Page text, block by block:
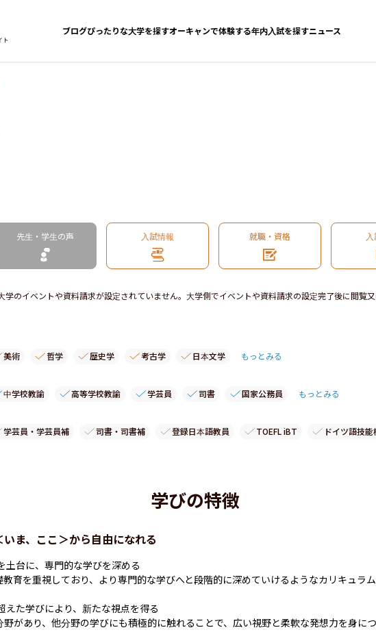
ブログぴったりな大学を探すオーキャンで体験する年内入試を探すニュース
先生・学生の声 入試情報 就職・資格
学のイベントや資料請求が設定されていません。大学側でイベントや資料請求の設定完了後に閲覧又
美術 哲学 歴史学 考古学 日本文学 もっとみる
中学校教諭 高等学校教諭 学芸員 司書 国家公務員 もっとみる
学芸員・学芸員補 司書・司書補 登録日本語教員 TOEFL iBT ドイツ語技
学びの特徴
ま、ここ＞から自由になれる
台に、専門的な学びを深める
育を重視しており、より専門的な学びへと段階的に深めていけるようなカリキュラム
た学びにより、新たな視点を得る
があり、他分野の学びにも積極的に触れることで、広い視野と柔軟な発想力を身につ